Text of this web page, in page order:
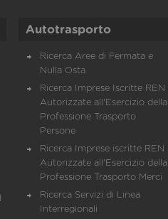
Autotrasporto
Ricerca Aree di Fermata e
Nulla Osta
Ricerca Imprese Iscritte REN
Autorizzate all'Esercizio della
Professione Trasporto
Persone
Ricerca Imprese iscritte REN
Autorizzate all'Esercizio della
Professione Trasporto Merci
Ricerca Servizi di Linea
Interregionali